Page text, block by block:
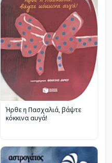
Ήρθε η Πασχαλιά, βάψτε
κόκκινα αυγά!